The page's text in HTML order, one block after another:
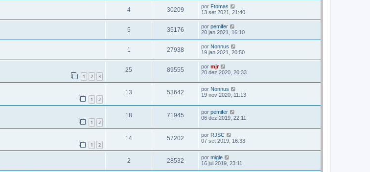
4 30209 por Ftomas
13 set 2021, 21:40
5 35176 por pemifer
20 jan 2021, 16:10
1 27938 por Nonnus
19 jan 2021, 20:50
1 2 3
25 89555 por mjr
20 dez 2020, 20:33
1 2
13 53642 por Nonnus
19 nov 2020, 11:13
1 2
18 71945 por pemifer
06 dez 2019, 22:11
1 2
14 57202 por RJSC
07 set 2019, 16:33
2 28532 por migle
16 jul 2019, 23:11